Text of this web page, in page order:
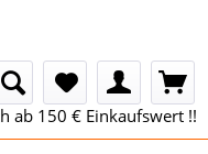
ab 150 € Einkaufswert !!